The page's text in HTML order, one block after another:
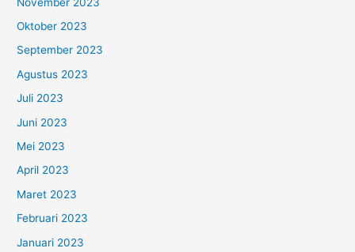
Oktober 2023
September 2023
Agustus 2023
Juli 2023
Juni 2023
Mei 2023
April 2023
Maret 2023
Februari 2023
Januari 2023